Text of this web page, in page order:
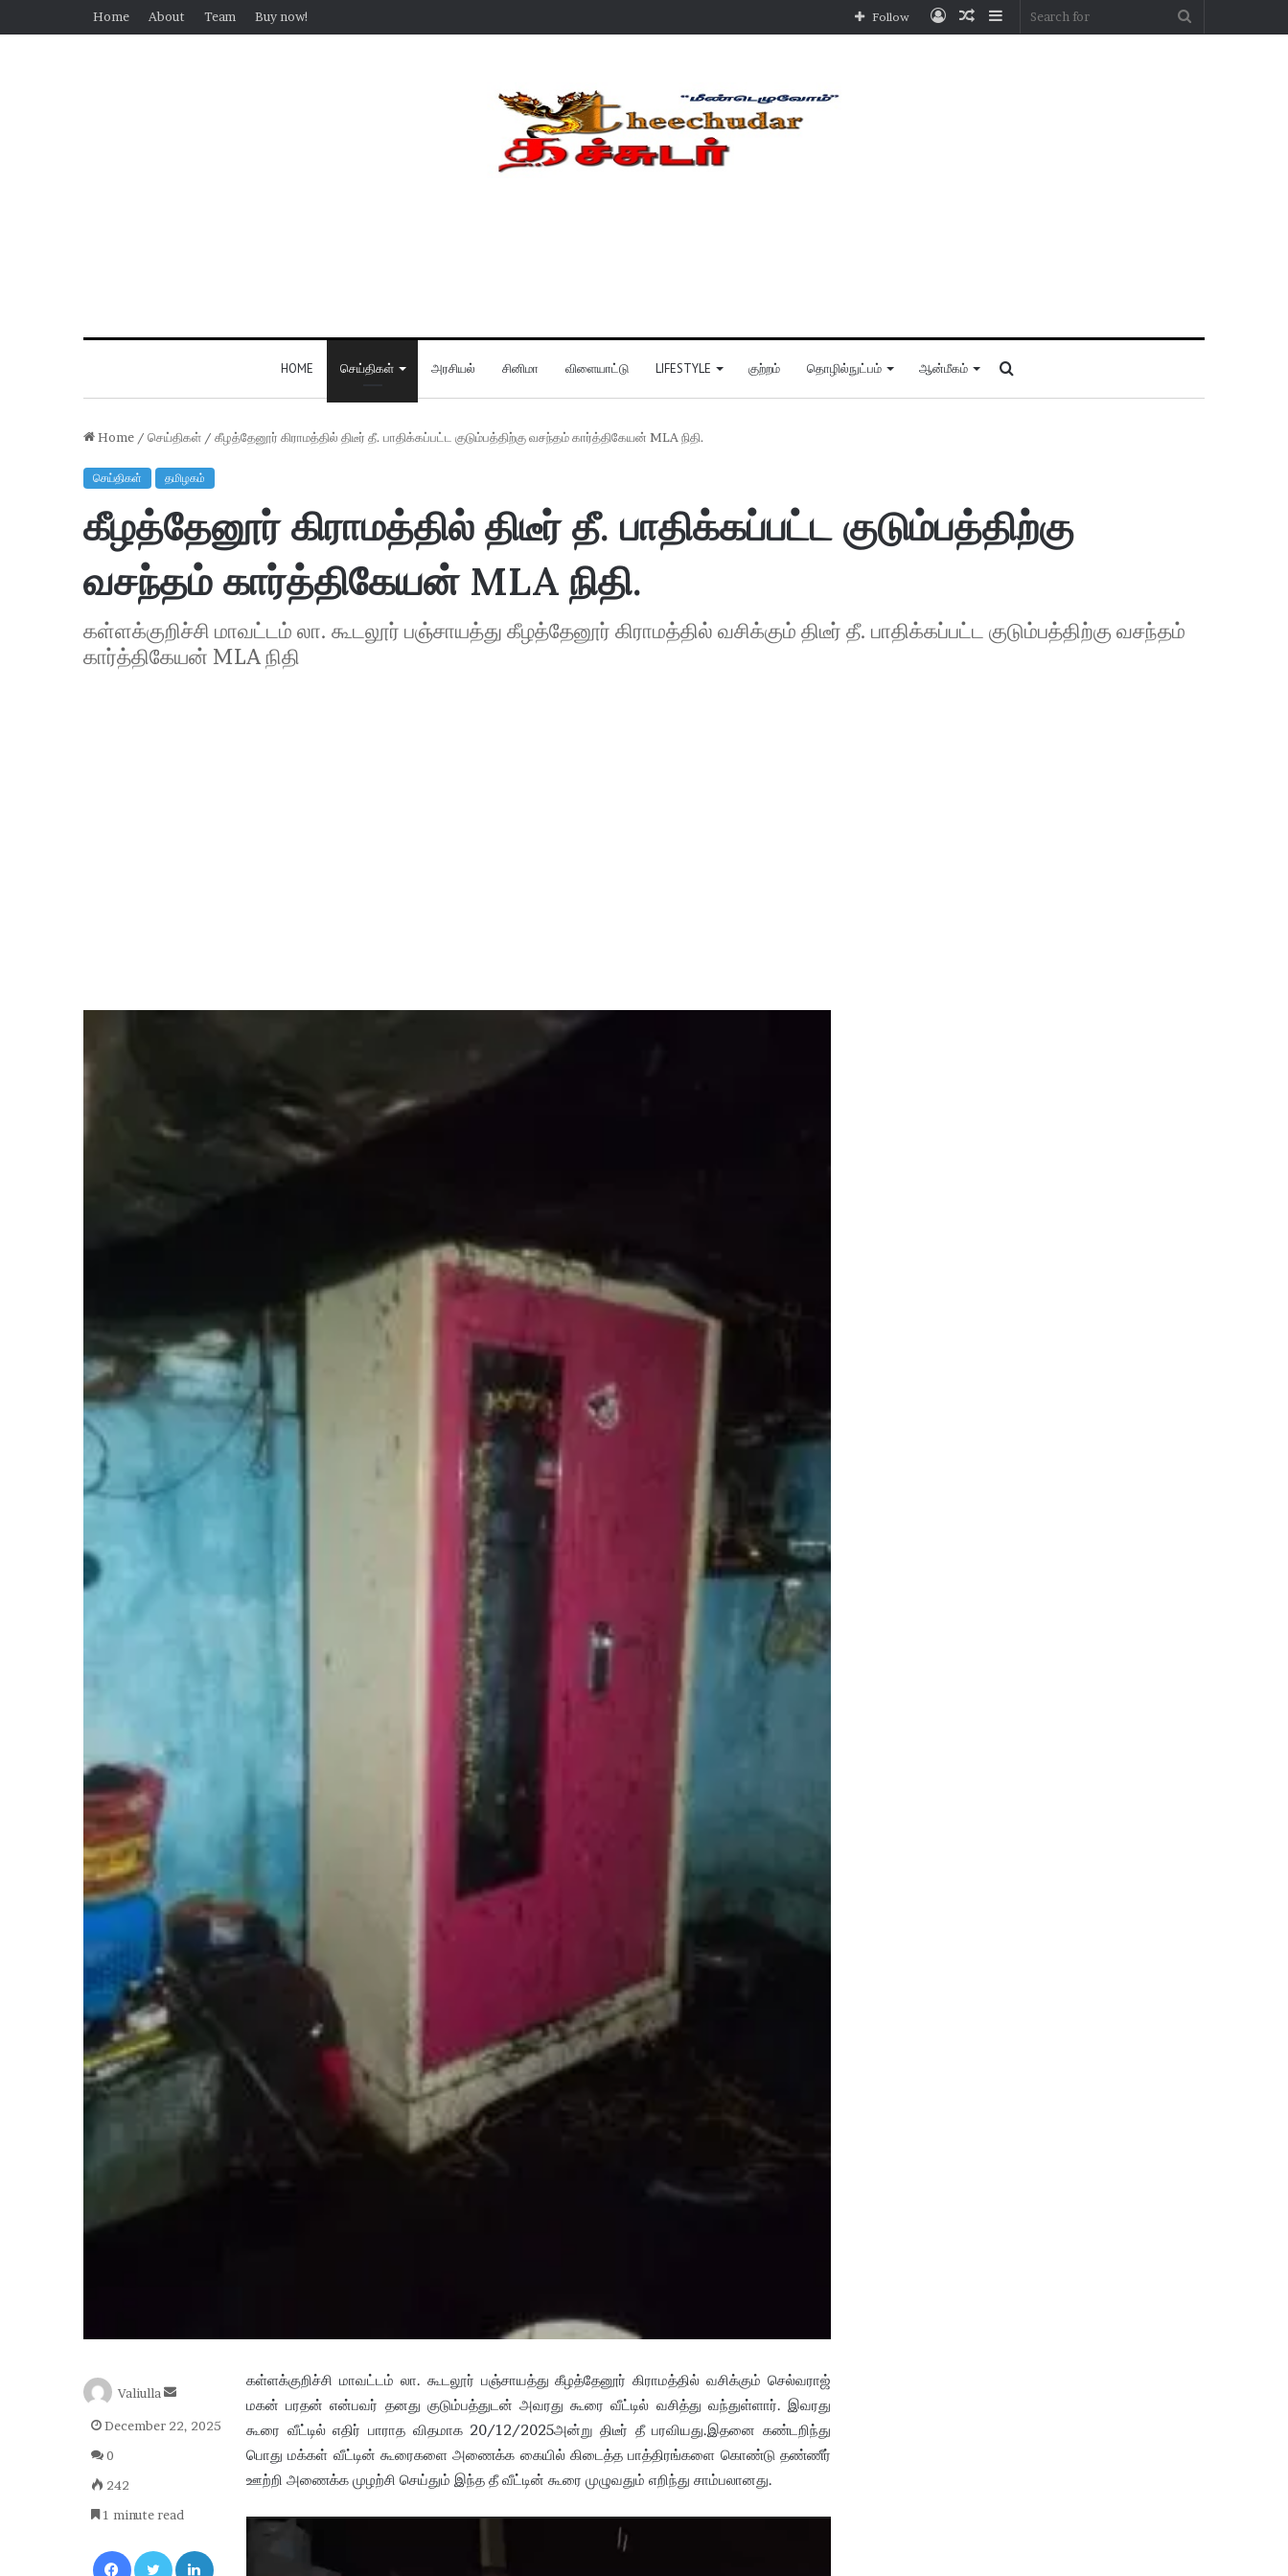
Home About Team Buy now! Sidebar
Random
Log
Follow
HOME செய்திகள் அரசியல் சினிமா விளையாட்டு LIFESTYLE குற்றம் தொழில்நுட்பம் ஆன்மீகம் Search
Home / செய்திகள் / கீழத்தேனூர் கிராமத்தில் திடீர் தீ. பாதிக்கப்பட்ட குடும்பத்திற்கு வசந்தம் கார்த்திகேயன் MLA நிதி.
செய்திகள் தமிழகம்
கீழத்தேனூர் கிராமத்தில் திடீர் தீ. பாதிக்கப்பட்ட குடும்பத்திற்கு
வசந்தம் கார்த்திகேயன் MLA நிதி.
கள்ளக்குறிச்சி மாவட்டம் லா. கூடலூர் பஞ்சாயத்து கீழத்தேனூர் கிராமத்தில் வசிக்கும் திடீர் தீ. பாதிக்கப்பட்ட குடும்பத்திற்கு வசந்தம்
கார்த்திகேயன் MLA நிதி
கள்ளக்குறிச்சி மாவட்டம் லா. கூடலூர் பஞ்சாயத்து கீழத்தேனூர் கிராமத்தில் வசிக்கும் செல்வராஜ்
மகன் பரதன் என்பவர் தனது குடும்பத்துடன் அவரது கூரை வீட்டில் வசித்து வந்துள்ளார். இவரது
கூரை வீட்டில் எதிர் பாராத விதமாக 20/12/2025அன்று திடீர் தீ பரவியது.இதனை கண்டறிந்து
பொது மக்கள் வீட்டின் கூரைகளை அணைக்க கையில் கிடைத்த பாத்திரங்களை கொண்டு தண்ணீர்
ஊற்றி அணைக்க முழற்சி செய்தும் இந்த தீ வீட்டின் கூரை முழுவதும் எறிந்து சாம்பலானது.
Video
Valiulla
n
e
a
i
December 22, 2025
0
242
1 minute read